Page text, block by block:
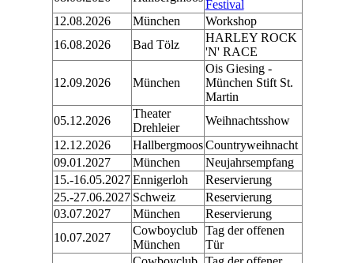
Festival
12.08.2026
München
Workshop
16.08.2026
Bad Tölz
HARLEY ROCK
'N' RACE
12.09.2026 München
Ois Giesing -
München Stift St.
Martin
05.12.2026
Theater
Drehleier
Weihnachtsshow
12.12.2026
Hallbergmoos Countryweihnacht
09.01.2027
München
Neujahrsempfang
15.-16.05.2027 Ennigerloh
Reservierung
25.-27.06.2027 Schweiz
Reservierung
03.07.2027
München
Reservierung
10.07.2027
Cowboyclub
München
Tag der offenen
Tür